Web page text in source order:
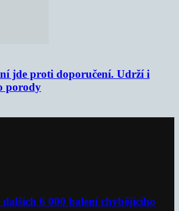
jde proti doporučení. Udrží i
porody
6 000 balení chybějícího